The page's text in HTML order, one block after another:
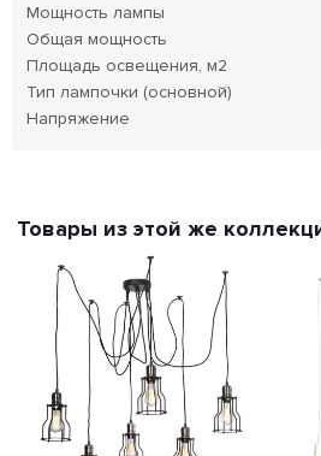
Мощность лампы
Общая мощность
Площадь освещения, м2
Тип лампочки (основной)
Напряжение
Товары из этой же